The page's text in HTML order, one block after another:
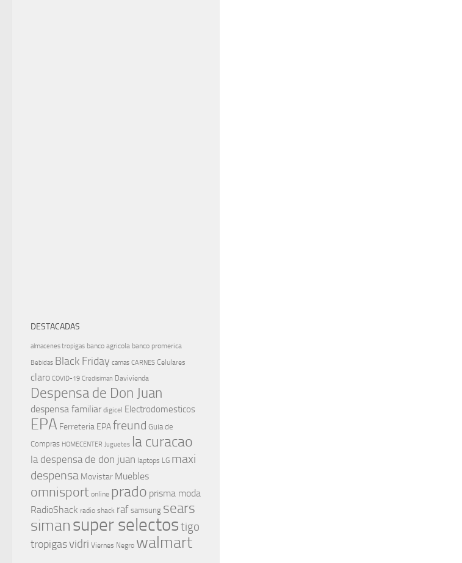
DESTACADAS
almacenes tropigas banco agricola banco promerica
Bebidas Black Friday camas CARNES Celulares
claro COVID-19 Credisiman Davivienda
Despensa de Don Juan
despensa familiar digicel Electrodomesticos
EPA Ferreteria EPAfreund Guia de
Compras HOMECENTER Juguetes la curacao
la despensa de don juan laptops LG maxi
despensa Movistar Muebles
omnisport online prado prisma moda
RadioShack radio shack raf samsung sears
simansuper selectostigo
tropigasvidri Viernes Negro walmart